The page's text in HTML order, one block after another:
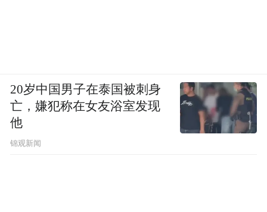
20岁中国男子在泰国被刺身
亡，嫌犯称在女友浴室发现
他
锦观新闻